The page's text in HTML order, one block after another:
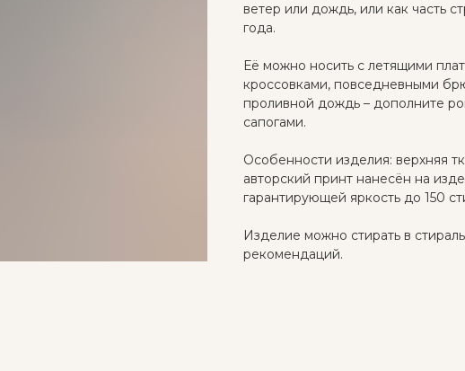
ветер или дождь, или как часть
года.
Её можно носить с летящими
кроссовками, повседневными
проливной дождь – дополните
сапогами.
Особенности изделия: верхняя
авторский принт нанесён на
гарантирующей яркость до 150
Изделие можно стирать в
рекомендаций.